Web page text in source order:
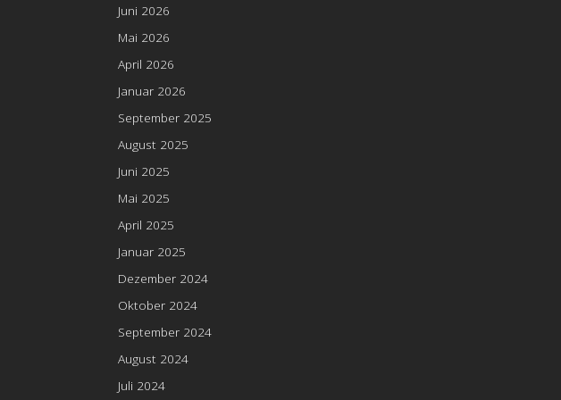
Juni 2026
Mai 2026
April 2026
Januar 2026
September 2025
August 2025
Juni 2025
Mai 2025
April 2025
Januar 2025
Dezember 2024
Oktober 2024
September 2024
August 2024
Juli 2024